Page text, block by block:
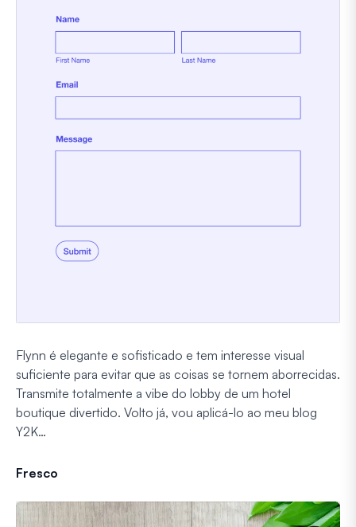
Flynn é elegante e sofisticado e tem interesse visual
suficiente para evitar que as coisas se tornem aborrecidas.
Transmite totalmente a vibe do lobby de um hotel
boutique divertido. Volto já, vou aplicá-lo ao meu blog
Y2K…
Fresco